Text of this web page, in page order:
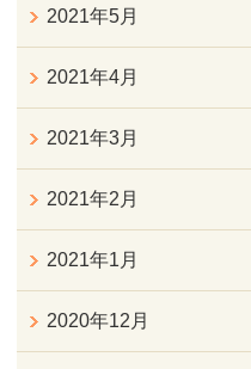
2021年5月
2021年4月
2021年3月
2021年2月
2021年1月
2020年12月